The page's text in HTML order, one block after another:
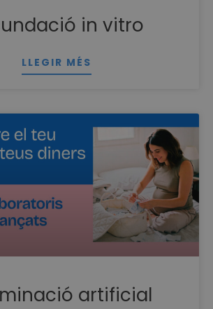
in vitro
LLEGIR MÉS
artificial